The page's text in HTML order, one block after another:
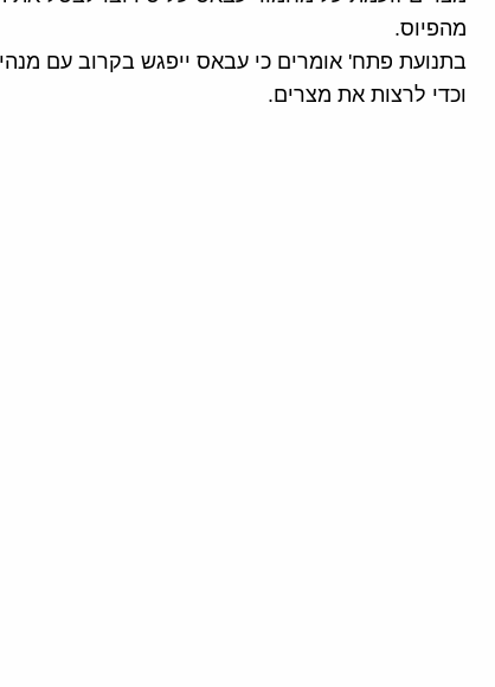
מהפיוס.
בתנועת פתח' אומרים כי עבאס ייפגש בקרוב עם
וכדי לרצות את מצרים.